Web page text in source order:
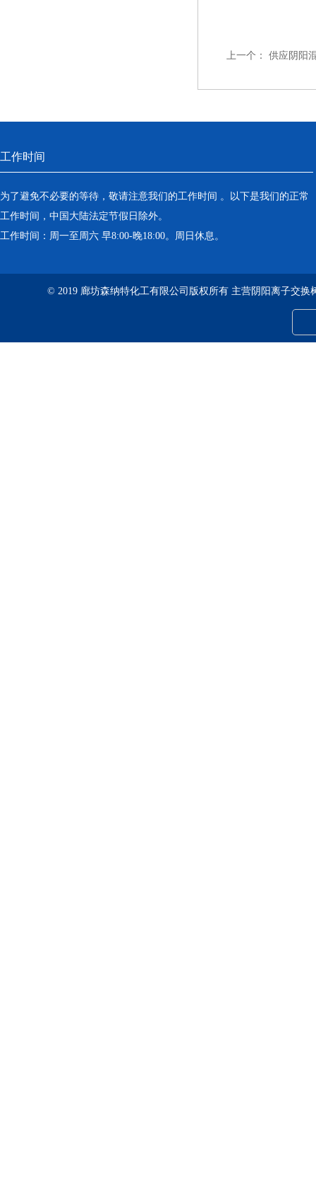
上一个： 供应阴阳
工作时间
为了避免不必要的等待，敬请注意我们的工作时间 。以下是我们的正常
工作时间，中国大陆法定节假日除外。
工作时间：周一至周六 早8:00-晚18:00。周日休息。
© 2019 廊坊森纳特化工有限公司版权所有 主营阴阳离子交换